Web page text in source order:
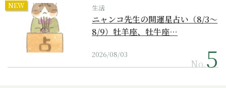
NEW 生活
ニャンコ先生の開運星占い（8/3～
8/9）牡羊座、牡牛座…
2026/08/03
No.